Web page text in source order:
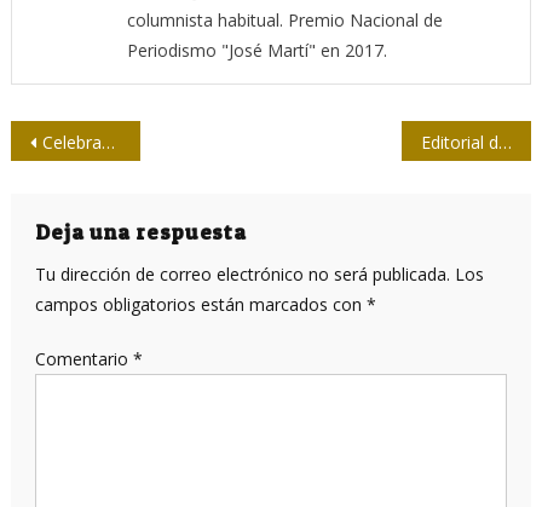
columnista habitual. Premio Nacional de
Periodismo "José Martí" en 2017.
Navegación
entradas
Celebran asambleas XI Congreso de la Upec en Santiago de Cuba y Granma Editorial de Granma: Solo preservando la unidad podremos recuperarnos
Deja una respuesta
Tu dirección de correo electrónico no será publicada. Los
campos obligatorios están marcados con *
Comentario *